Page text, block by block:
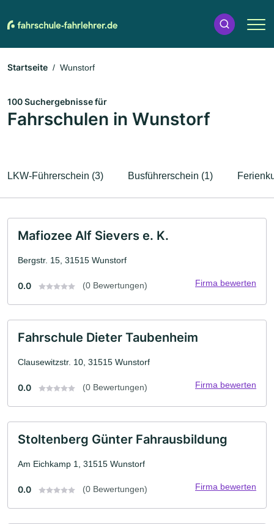
Startseite Wunstorf
100 Suchergebnisse für
Fahrschulen in Wunstorf
LKW-Führerschein (3) Busführerschein (1)
Mafiozee Alf Sievers e. K.
Bergstr. 15, 31515 Wunstorf
0.0 (0 Bewertungen) Firma bewerten
Fahrschule Dieter Taubenheim
Clausewitzstr. 10, 31515 Wunstorf
0.0 (0 Bewertungen) Firma bewerten
Stoltenberg Günter Fahrausbildung
Am Eichkamp 1, 31515 Wunstorf
0.0 (0 Bewertungen) Firma bewerten